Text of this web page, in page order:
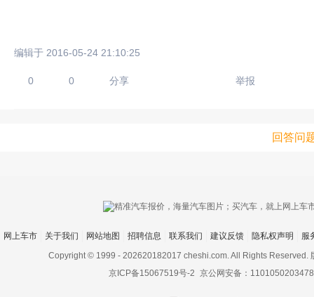
编辑于 2016-05-24 21:10:25
0 0 分享 举报
回答问
网上车市 关于我们 网站地图 招聘信息 联系我们 建议反馈 隐私权声明
服
Copyright © 1999 - 202620182017 cheshi.com. All Rights Reserved.
京ICP备15067519号-2 京公网安备：